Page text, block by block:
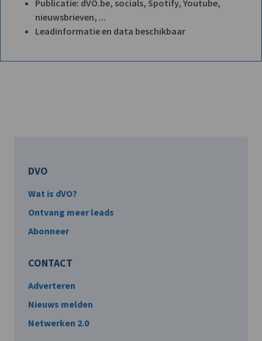
Publicatie: dVO.be, socials, Spotify, Youtube,
nieuwsbrieven, ...
Leadinformatie en data beschikbaar
DVO
Wat is dVO?
Ontvang meer leads
Abonneer
CONTACT
Adverteren
Nieuws melden
Netwerken 2.0